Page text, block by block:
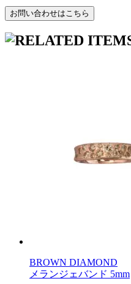
BROWN DIAMOND
メランジェバンド 5mm